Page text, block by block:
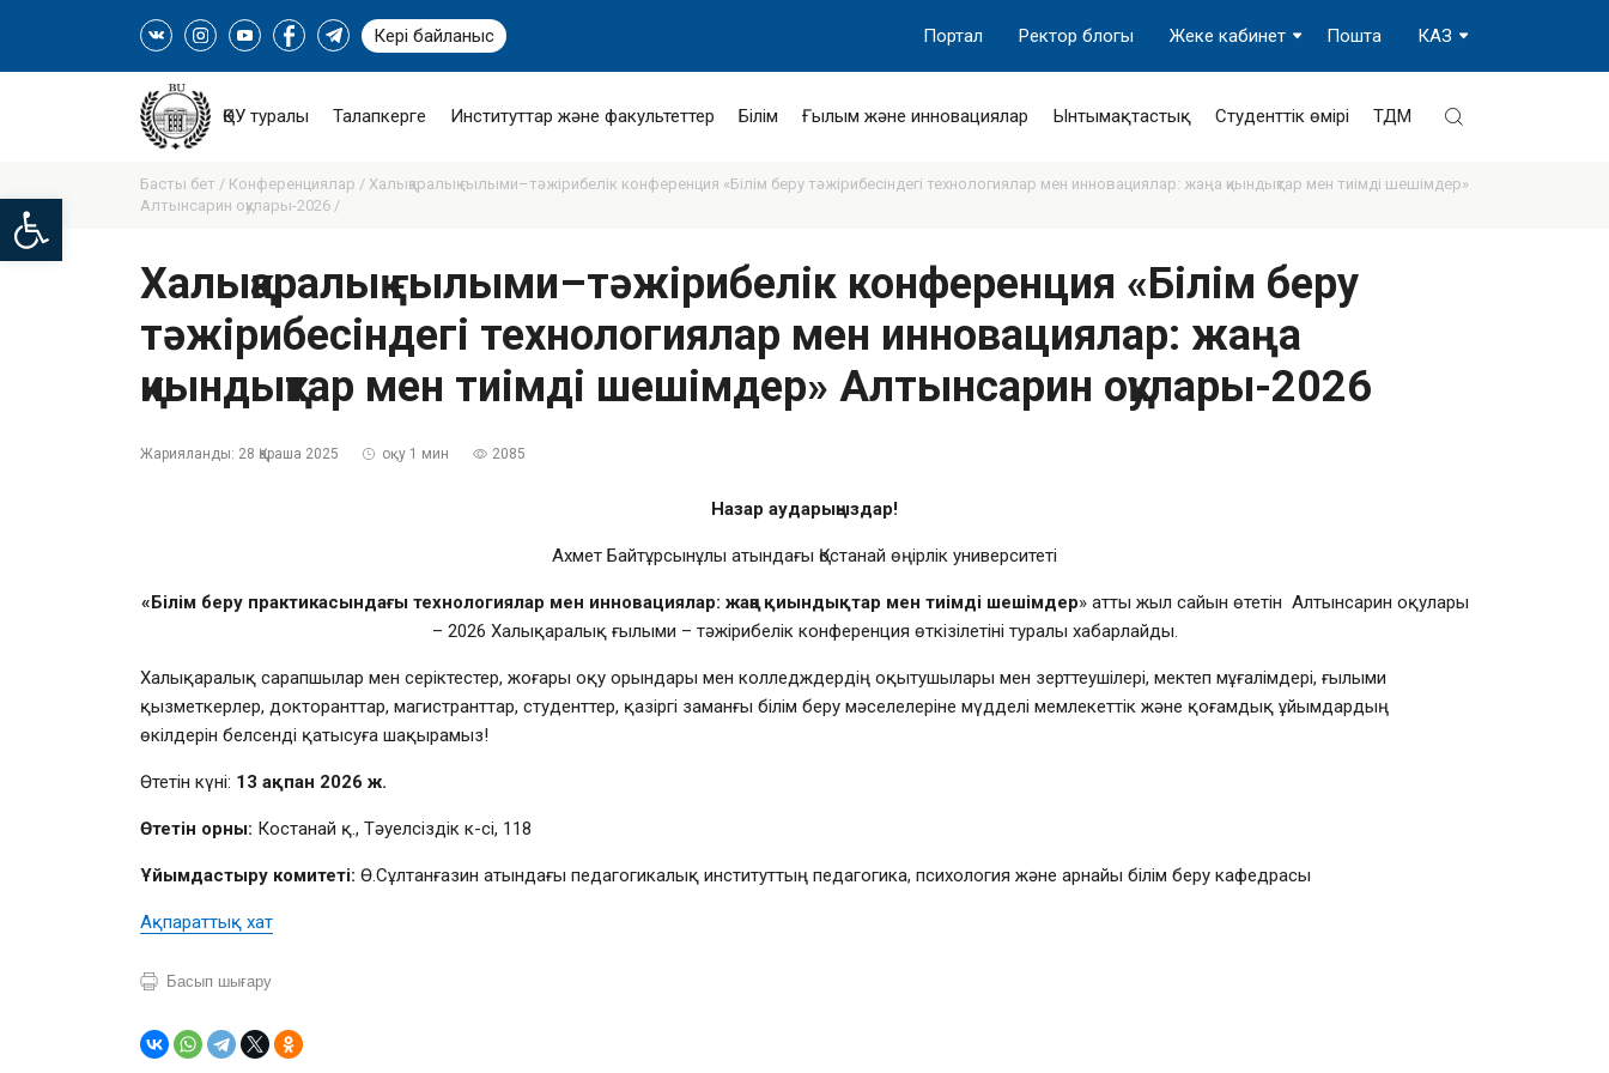
Open toolbar
Кері байланыс КАЗ
Пошта
Жеке кабинет
Ректор блогы
Портал
ҚӨУ туралы Талапкерге Институттар және факультеттер Білім Ғылым және инновациялар Ынтымақтастық Студенттік өмірі ТДМ
Басты бет / Конференциялар / Халықаралық ғылыми–тәжірибелік конференция «Білім беру тәжірибесіндегі технологиялар мен инновациялар: жаңа қиындықтар мен тиімді шешімдер»
Алтынсарин оқулары-2026 /
Халықаралық ғылыми–тәжірибелік конференция «Білім беру
тәжірибесіндегі технологиялар мен инновациялар: жаңа
қиындықтар мен тиімді шешімдер» Алтынсарин оқулары-2026
Жарияланды: 28 Қараша 2025 оқу 1 мин 2085
Назар аударыңыздар!
Ахмет Байтұрсынұлы атындағы Қостанай өңірлік университеті
«Білім беру практикасындағы технологиялар мен инновациялар: жаңа қиындықтар мен тиімді шешімдер» атты жыл сайын өтетін Алтынсарин оқулары
– 2026 Халықаралық ғылыми – тәжірибелік конференция өткізілетіні туралы хабарлайды.
Халықаралық сарапшылар мен серіктестер, жоғары оқу орындары мен колледждердің оқытушылары мен зерттеушілері, мектеп мұғалімдері, ғылыми
қызметкерлер, докторанттар, магистранттар, студенттер, қазіргі заманғы білім беру мәселелеріне мүдделі мемлекеттік және қоғамдық ұйымдардың
өкілдерін белсенді қатысуға шақырамыз!
Өтетін күні: 13 ақпан 2026 ж.
Өтетін орны: Костанай қ., Тәуелсіздік к-сі, 118
Ұйымдастыру комитеті: Ө.Сұлтанғазин атындағы педагогикалық институттың педагогика, психология және арнайы білім беру кафедрасы
Ақпараттық хат
Басып шығару